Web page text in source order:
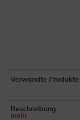
Verwandte
Beschreibung
mehr